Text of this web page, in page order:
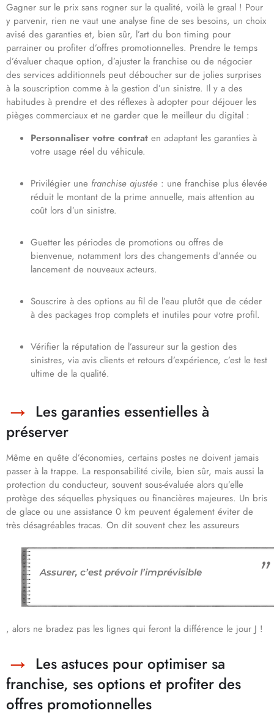
Gagner sur le prix sans rogner sur la qualité, voilà le graal ! Pour
y parvenir, rien ne vaut une analyse fine de ses besoins, un choix
avisé des garanties et, bien sûr, l’art du bon timing pour
parrainer ou profiter d’offres promotionnelles. Prendre le temps
d’évaluer chaque option, d’ajuster la franchise ou de négocier
des services additionnels peut déboucher sur de jolies surprises
à la souscription comme à la gestion d’un sinistre. Il y a des
habitudes à prendre et des réflexes à adopter pour déjouer les
pièges commerciaux et ne garder que le meilleur du digital :
Personnaliser votre contrat en adaptant les garanties à
votre usage réel du véhicule.
Privilégier une franchise ajustée : une franchise plus élevée
réduit le montant de la prime annuelle, mais attention au
coût lors d’un sinistre.
Guetter les périodes de promotions ou offres de
bienvenue, notamment lors des changements d’année ou
lancement de nouveaux acteurs.
Souscrire à des options au fil de l’eau plutôt que de céder
à des packages trop complets et inutiles pour votre profil.
Vérifier la réputation de l’assureur sur la gestion des
sinistres, via avis clients et retours d’expérience, c’est le test
ultime de la qualité.
Les garanties essentielles à
préserver
Même en quête d’économies, certains postes ne doivent jamais
passer à la trappe. La responsabilité civile, bien sûr, mais aussi la
protection du conducteur, souvent sous-évaluée alors qu’elle
protège des séquelles physiques ou financières majeures. Un bris
de glace ou une assistance 0 km peuvent également éviter de
très désagréables tracas. On dit souvent chez les assureurs
Assurer, c’est prévoir l’imprévisible
, alors ne bradez pas les lignes qui feront la différence le jour J !
Les astuces pour optimiser sa
franchise, ses options et profiter des
offres promotionnelles